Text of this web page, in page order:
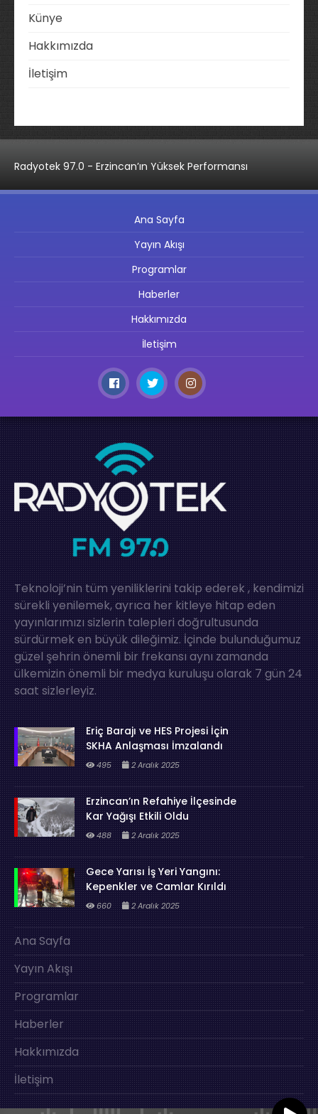
Künye
Hakkımızda
İletişim
Radyotek 97.0 - Erzincan’ın Yüksek Performansı
Ana Sayfa
Yayın Akışı
Programlar
Haberler
Hakkımızda
İletişim
Teknoloji’nin tüm yeniliklerini takip ederek , kendimizi
sürekli yenilemek, ayrıca her kitleye hitap eden
yayınlarımızı sizlerin talepleri doğrultusunda
sürdürmek en büyük dileğimiz. İçinde bulunduğumuz
güzel şehrin önemli bir frekansı aynı zamanda
ülkemizin önemli bir medya kuruluşu olarak 7 gün 24
saat sizlerleyiz.
Eriç Barajı ve HES Projesi İçin
SKHA Anlaşması İmzalandı
495 2 Aralık 2025
Erzincan’ın Refahiye İlçesinde
Kar Yağışı Etkili Oldu
488 2 Aralık 2025
Gece Yarısı İş Yeri Yangını:
Kepenkler ve Camlar Kırıldı
660 2 Aralık 2025
Ana Sayfa
Yayın Akışı
Programlar
Haberler
Hakkımızda
İletişim